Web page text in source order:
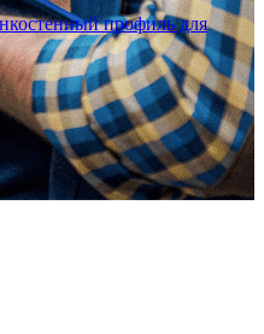
профиль для